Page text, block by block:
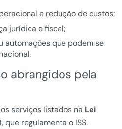
e redução de custos;
jurídica e fiscal;
automações que podem se
abrangidos pela
serviços listados na Lei
, que regulamenta o ISS.